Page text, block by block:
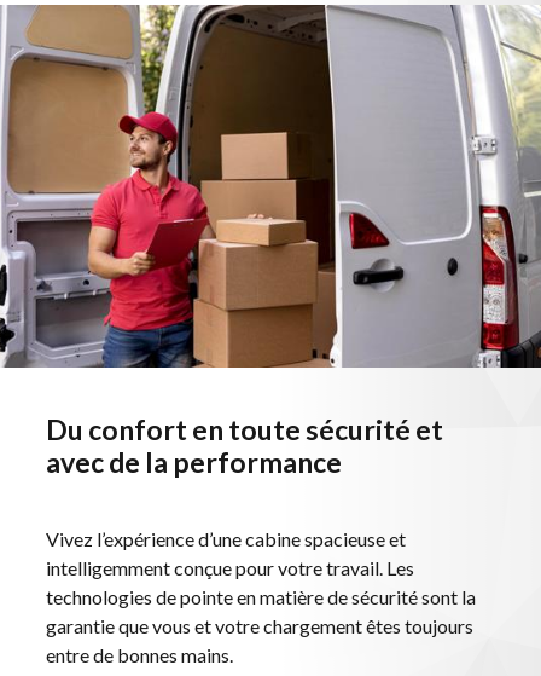
ACCUEIL
VOITURES
VÉHICULES UTILITAIRES
SERVICES
MARQUES
CARRIÈRE
CONTACT
Du confort en toute sécurité et
avec de la performance
Vivez l’expérience d’une cabine spacieuse et
intelligemment conçue pour votre travail. Les
technologies de pointe en matière de sécurité sont la
garantie que vous et votre chargement êtes toujours
entre de bonnes mains.